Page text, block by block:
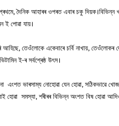
দৈনিক আহাৰৰ ওপৰত এবাৰ চকু
ই পোৱা যায়।
আহিছে, তেওঁলোকে একেবাৰে চৰ্বি নাখায়,
ই-ৰ সৰ্বশ্ৰেষ্ঠ উৎস।
এংশত ভাৰসাম্য নোহোৱা যেন হোৱা, সঠিকভাৱে
হোৱা সমস্যা, শৰীৰৰ বিভিন্ন অংশত বিষ হোৱা